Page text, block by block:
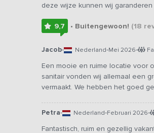
deze wijze kunnen wij
9,7 • Buitengewoon! (18
Jacob- Nederland-Mei 2026-
Een mooie en ruime locatie voor
sanitair vonden wij allemaal een
vermaakt. We hebben het goed
Petra- Nederland-Februari 2026-
Fantastisch, ruim en gezellig